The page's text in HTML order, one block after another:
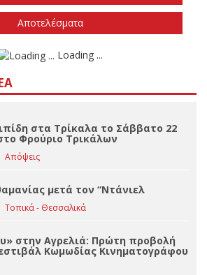
Την άνοιξη του 2027
Δεν ξέρω/δεν απαντώ
στα Τρίκαλα το Σάββατο 22
Φρούριο Τρικάλων
μετά τον “Ντάνιελ